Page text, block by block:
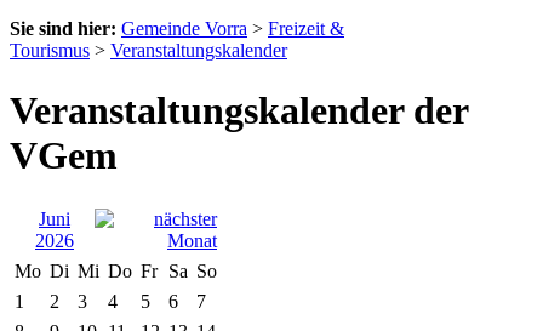
Sie sind hier: Gemeinde Vorra > Freizeit &
Tourismus > Veranstaltungskalender
Veranstaltungskalender der
VGem
Juni
2026
Mo Di Mi Do Fr Sa So
1
2 3 4 5 6
7